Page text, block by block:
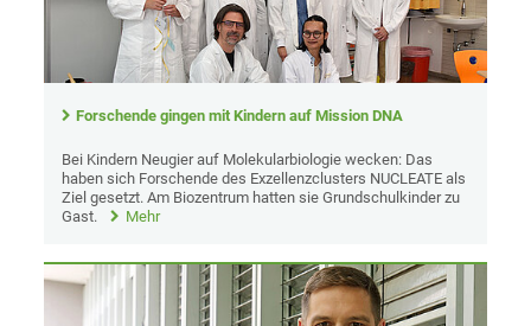
Forschende gingen mit Kindern auf Mission DNA
Bei Kindern Neugier auf Molekularbiologie wecken: Das
haben sich Forschende des Exzellenzclusters NUCLEATE als
Ziel gesetzt. Am Biozentrum hatten sie Grundschulkinder zu
Gast.
Mehr